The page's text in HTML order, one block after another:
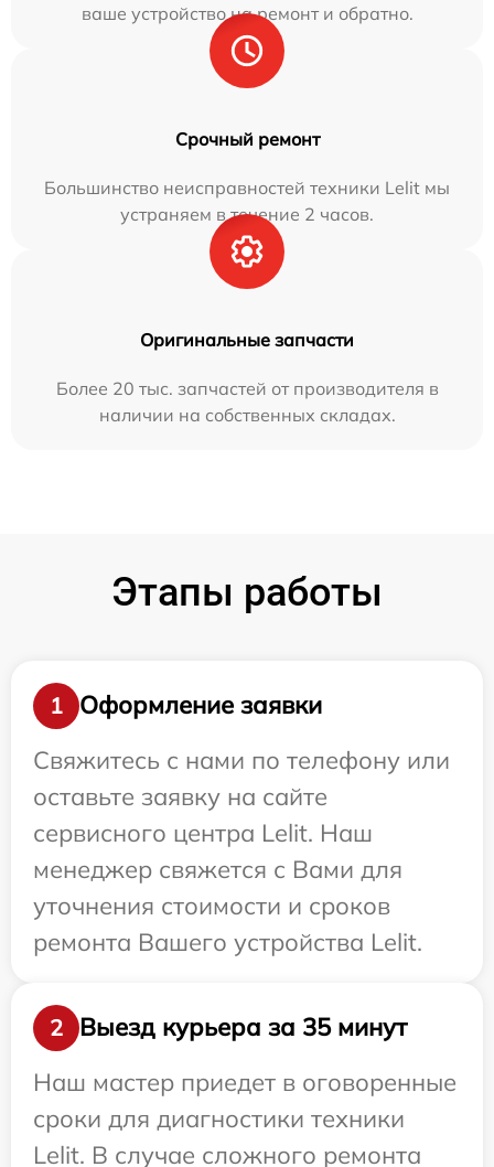
ваше устройство на ремонт и обратно.
Срочный ремонт
Большинство неисправностей техники Lelit мы
устраняем в течение 2 часов.
Оригинальные запчасти
Более 20 тыс. запчастей от производителя в
наличии на собственных складах.
Этапы работы
1
Оформление заявки
Свяжитесь с нами по телефону или
оставьте заявку на сайте
сервисного центра Lelit. Наш
менеджер свяжется с Вами для
уточнения стоимости и сроков
ремонта Вашего устройства Lelit.
2
Выезд курьера за 35 минут
Наш мастер приедет в оговоренные
сроки для диагностики техники
Lelit. В случае сложного ремонта